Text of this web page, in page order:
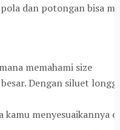
dan potongan bisa
memahami size
Dengan siluet
kamu